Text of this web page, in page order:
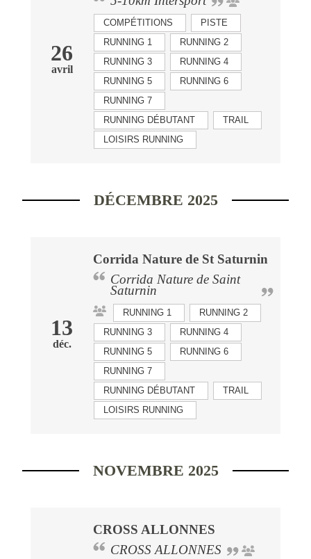
26
avril
COMPÉTITIONS
PISTE
RUNNING 1
RUNNING 2
RUNNING 3
RUNNING 4
RUNNING 5
RUNNING 6
RUNNING 7
RUNNING DÉBUTANT
TRAIL
LOISIRS RUNNING
DÉCEMBRE 2025
13
déc.
Corrida Nature de St Saturnin
Corrida Nature de Saint
Saturnin
RUNNING 1
RUNNING 2
RUNNING 3
RUNNING 4
RUNNING 5
RUNNING 6
RUNNING 7
RUNNING DÉBUTANT
TRAIL
LOISIRS RUNNING
NOVEMBRE 2025
CROSS ALLONNES
CROSS ALLONNES